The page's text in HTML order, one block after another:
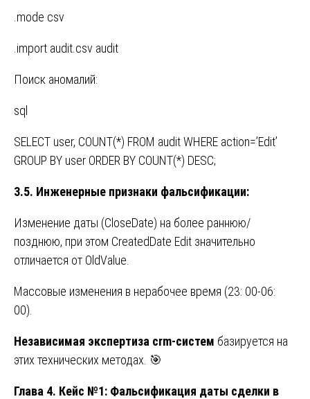
.mode csv
.import audit.csv audit
Поиск аномалий:
sql
SELECT user, COUNT(*) FROM audit WHERE action=’Edit’
GROUP BY user ORDER BY COUNT(*) DESC;
3.5. Инженерные признаки фальсификации:
Изменение даты (CloseDate) на более раннюю/
позднюю, при этом CreatedDate Edit значительно
отличается от OldValue.
Массовые изменения в нерабочее время (23: 00-06:
00).
Независимая экспертиза crm-систем базируется на
этих технических методах. 🎯
Глава 4. Кейс №1: Фальсификация даты сделки в